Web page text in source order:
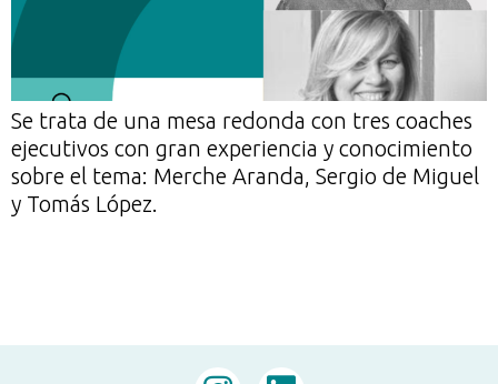
Se trata de una mesa redonda con tres coaches
ejecutivos con gran experiencia y conocimiento
sobre el tema: Merche Aranda, Sergio de Miguel
y Tomás López.